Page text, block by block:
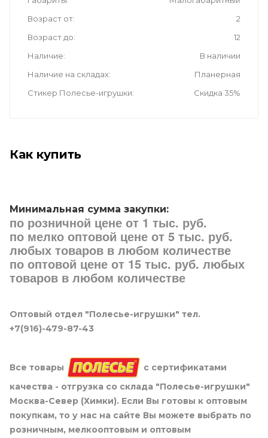
Возраст от
2
Возраст до
12
Наличие
В наличии
Наличие на складах
Планерная
Стикер Полесье-игрушки
Скидка 35%
Как купить
Минимальная сумма закупки:
по розничной цене от 1 тыс. руб.
по мелко оптовой цене от 5 тыс. руб.
любых товаров в любом количестве
по оптовой цене от 15 тыс. руб. любых
товаров в любом количестве
Оптовый отдел "Полесье-игрушки" тел.
+7(916)-479-87-43
Все товары
с сертификатами
качества - отгрузка со склада "Полесье-игрушки"
Москва-Север (Химки). Если Вы готовы к оптовым
покупкам, то у нас на сайте Вы можете выбрать по
розничным, мелкооптовым и оптовым